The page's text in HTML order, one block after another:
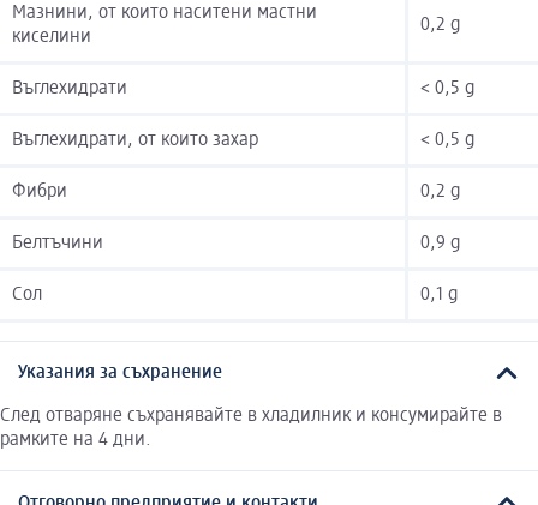
Мазнини, от които наситени мастни
киселини
0,2 g
Въглехидрати < 0,5 g
Въглехидрати, от които захар < 0,5 g
Фибри 0,2 g
Белтъчини 0,9 g
Сол 0,1 g
Указания за съхранение
След отваряне съхранявайте в хладилник и консумирайте в
рамките на 4 дни.